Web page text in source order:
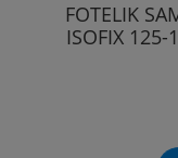
FOTELIK
ISOFIX 125-